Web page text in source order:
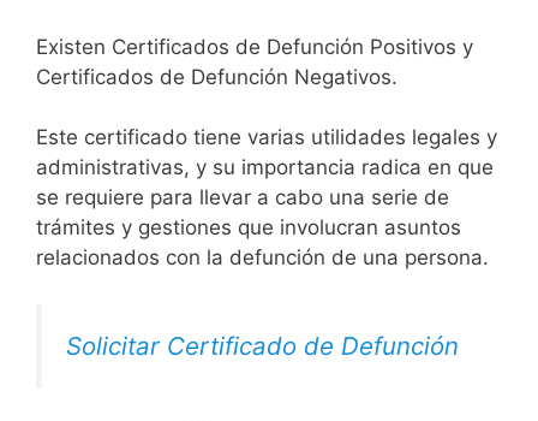
Existen Certificados de Defunción Positivos y
Certificados de Defunción Negativos.
Este certificado tiene varias utilidades legales y
administrativas, y su importancia radica en que
se requiere para llevar a cabo una serie de
trámites y gestiones que involucran asuntos
relacionados con la defunción de una persona.
Solicitar Certificado de Defunción